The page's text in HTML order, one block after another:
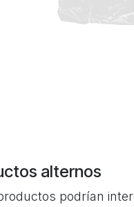
alternos
podrían